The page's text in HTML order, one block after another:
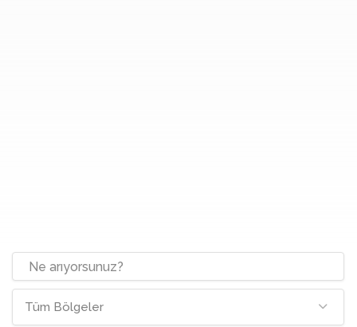
Tüm Bölgeler